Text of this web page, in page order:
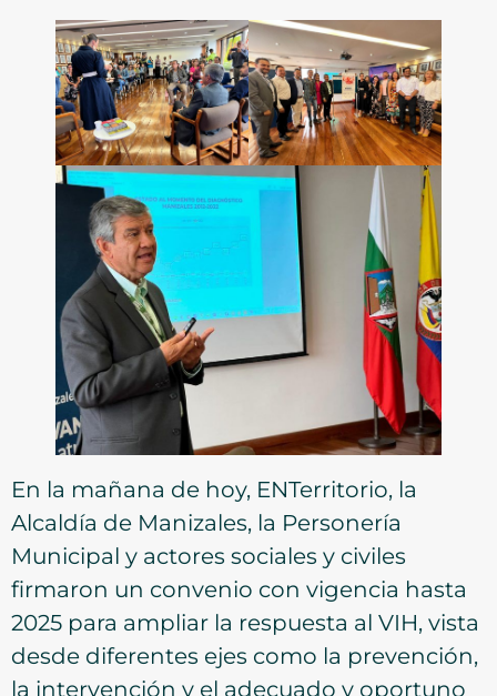
En la mañana de hoy, ENTerritorio, la
Alcaldía de Manizales, la Personería
Municipal y actores sociales y civiles
firmaron un convenio con vigencia hasta
2025 para ampliar la respuesta al VIH, vista
desde diferentes ejes como la prevención,
la intervención y el adecuado y oportuno